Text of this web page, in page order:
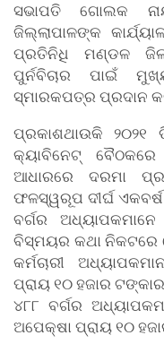
ସଭାପତି ଗୋଲକ
ଜିଲ୍ଲାପାଳଙ୍କ
ପ୍ରତିନିଧି ମଣ୍ଡଳ
ପୁର୍ନବିଚାର ପାଇଁ
ସ୍ମାରକପତ୍ର ପ୍ରଦାନ
ପ୍ରକାଶଥାଉକି
କ୍ୟାବିନେଟ୍
ଆଧାରରେ ଦରମା
ଫଳସ୍ୱରୂପ ଦୀର୍ଘ
ବର୍ଗର
ବିସ୍ମୟର କଥା ନିକଟରେ
କର୍ମଚାରୀ
ପ୍ରାୟ ୧୦ ହଜାର
୪୮୮ ବର୍ଗର
ଅପେକ୍ଷା ପ୍ରାୟ ୧୦